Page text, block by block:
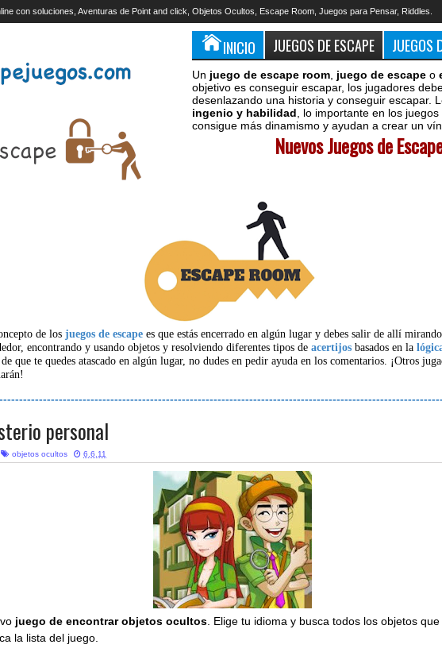
con soluciones, Aventuras de Point and click, Objetos Ocultos, Escape Room, Juegos para Pensar, Riddles.
INICIO JUEGOS DE ESCAPE JUEGOS
Un juego de escape room juego de escape o
objetivo es conseguir escapar, los jugadores
desenlazando una historia y conseguir escapar.
ingenio y habilidad , lo importante en los juegos
consigue más dinamismo y ayudan a crear un
Nuevos Juegos de
de losjuegos de escape es que estás encerrado en algún lugar y debes salir de allí mirando
encontrando y usando objetos y resolviendo diferentes tipos deacertijos basados en la
de que te quedes atascado en algún lugar, no dudes en pedir ayuda en los comentarios. ¡Otros
personal
objetos ocultos 6.6.11
juego de encontrar objetos ocultos . Elige tu idioma y busca todos los objetos
la lista del juego.